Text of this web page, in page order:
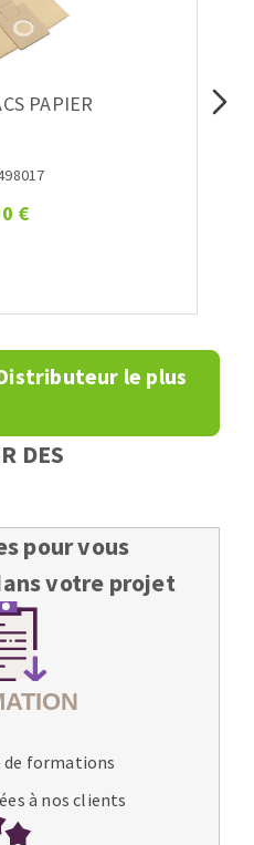
PAPIER
€
le plus
DES
pour vous
votre projet
de formations
à nos clients